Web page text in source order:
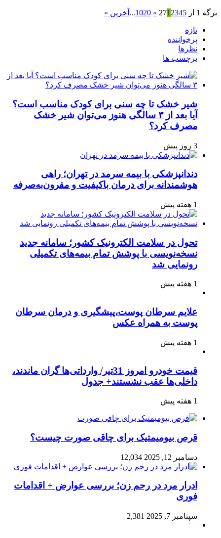
برگه 1 از 27 1 2345
»
1020
... آخرین »
تازه
پرخواننده
نظرها
برچسب ها
شیر خشک تا چه سنی برای کودک مناسب است؟
آیا بعد از ۳ سالگی هنوز می‌توان شیر خشک
مصرف کرد؟
3 روز پیش
دندانپزشکی با بیمه سرمد در تهران؛ راهی
هوشمندانه برای درمان باکیفیت و مقرون‌به‌صرفه
1 هفته پیش
تحول در سلامت الکترونیک کشور؛ سامانه جدید
نسخه‌نویسی با پوشش تمام بیمه‌های تکمیلی
رونمایی شد
1 هفته پیش
علایم سرطان پوست،پیشگیری و درمان سرطان
پوست به همراه عکس
1 هفته پیش
قیمت خودرو امروز 31تیر/ وارداتی‌ها گران ماندند،
داخلی‌ها عقب نشستند+ جدول
1 هفته پیش
قرص بیومیمتیک برای چاقی صورت چیست؟
دسامبر 12, 2025 12,034
ادرار مرد در رحم زن؛ بررسی عوارض + اقدامات
فوری
سپتامبر 7, 2025 2,381